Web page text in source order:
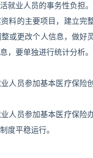
就业人员的事务性负担。
料的主要项目，建立完
或更改个人信息，做好
，要单独进行统计分析。
人员参加基本医疗保险创
人员参加基本医疗保险
度平稳运行。